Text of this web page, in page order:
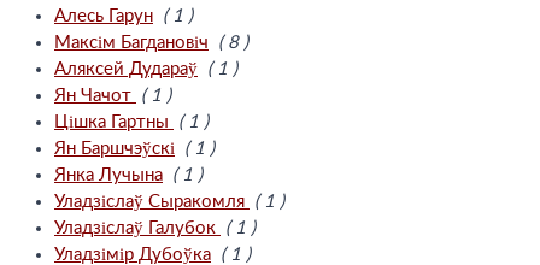
Алесь Гарун ( 1 )
Максім Багдановіч
( 8 )
Аляксей Дудараў ( 1 )
Ян Чачот ( 1 )
Цішка Гартны
( 1 )
Ян Баршчэўскі ( 1 )
Янка Лучына ( 1 )
Уладзіслаў Сыракомля ( 1 )
Уладзіслаў Галубок ( 1 )
Уладзімір Дубоўка ( 1 )